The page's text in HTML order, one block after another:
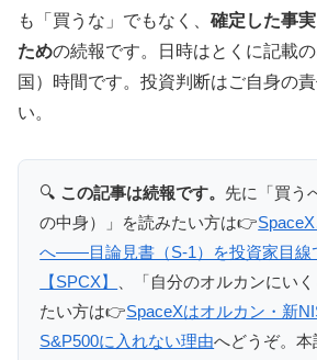
も「買うな」でもなく、 確定した事
ための続報です。日時はとくに記載
国）時間です。投資判断はご自身の
い。
🔍 この記事は続報です。 先に「買う
の中身）」を読みたい方は👉
へ——目論見書（S-1）を投資家目線
【SPCX】
、「自分のオルカンにい
たい方は👉SpaceXはオルカン・新
S&P500に入れない理由へどうぞ。